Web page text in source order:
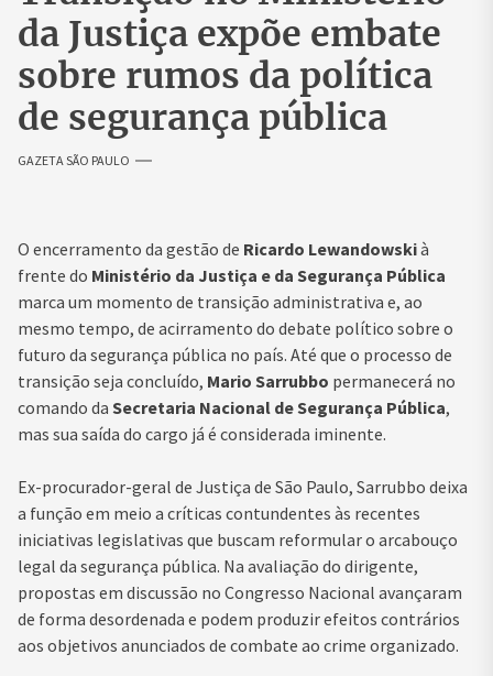
da Justiça expõe embate
sobre rumos da política
de segurança pública
GAZETA SÃO PAULO
O encerramento da gestão de Ricardo Lewandowskià
frente do Ministério da Justiça e da Segurança Pública
marca um momento de transição administrativa e, ao
mesmo tempo, de acirramento do debate político sobre o
futuro da segurança pública no país. Até que o processo de
transição seja concluído, Mario Sarrubbo permanecerá no
comando da Secretaria Nacional de Segurança Pública,
mas sua saída do cargo já é considerada iminente.
Ex-procurador-geral de Justiça de São Paulo, Sarrubbo deixa
a função em meio a críticas contundentes às recentes
iniciativas legislativas que buscam reformular o arcabouço
legal da segurança pública. Na avaliação do dirigente,
propostas em discussão no Congresso Nacional avançaram
de forma desordenada e podem produzir efeitos contrários
aos objetivos anunciados de combate ao crime organizado.